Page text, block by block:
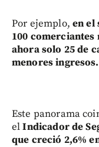
Por ejemplo, en el
100
ahora solo 25 de
menores ingresos.
Este panorama
elIndicador de
que creció 2,6%